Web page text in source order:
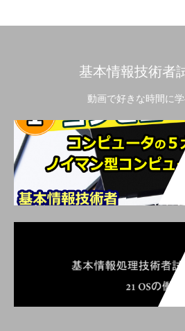
基本情報技術者
動画で好きな時間に学